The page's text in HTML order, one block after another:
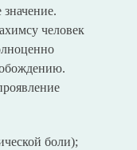
человек
боли);